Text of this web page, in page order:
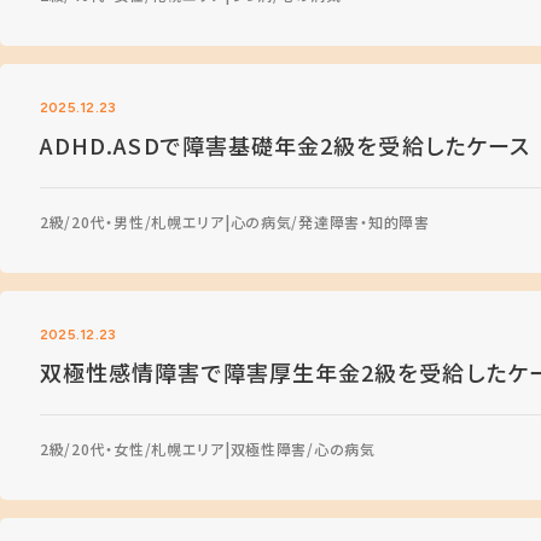
2025.12.23
ADHD.ASDで障害基礎年金2級を受給したケース
2級 20代・男性 札幌エリア 心の病気 発達障害・知的障害
2025.12.23
双極性感情障害で障害厚生年金2級を受給したケ
2級 20代・女性 札幌エリア 双極性障害 心の病気